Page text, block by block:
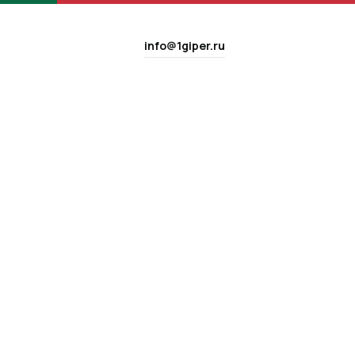
info@1giper.ru